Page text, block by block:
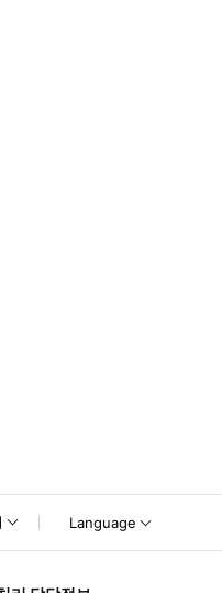
어에는 야간 성 내부 탐험
Language